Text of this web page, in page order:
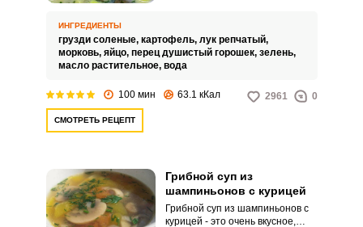
ИНГРЕДИЕНТЫ
грузди соленые, картофель, лук репчатый,
морковь, яйцо, перец душистый горошек, зелень,
масло растительное, вода
100 мин 63.1 кКал 2961 0
СМОТРЕТЬ РЕЦЕПТ
Грибной суп из
шампиньонов с курицей
Грибной суп из шампиньонов с
курицей - это очень вкусное,